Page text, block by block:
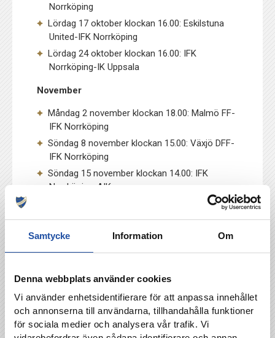
Samtycke Information Om
Denna webbplats använder cookies
Vi använder enhetsidentifierare för att anpassa innehållet
och annonserna till användarna, tillhandahålla funktioner
för sociala medier och analysera vår trafik. Vi
Norrköping
Lördag 17 oktober klockan 16.00: Eskilstuna
United-IFK Norrköping
Lördag 24 oktober klockan 16.00: IFK
Norrköping-IK Uppsala
November
Måndag 2 november klockan 18.00: Malmö FF-
IFK Norrköping
Söndag 8 november klockan 15.00: Växjö DFF-
IFK Norrköping
Söndag 15 november klockan 14.00: IFK
Norrköping-AIK
TILLBAKA